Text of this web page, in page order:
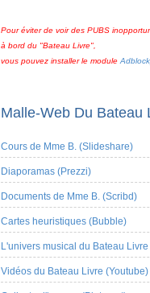
Pour éviter de voir des PUBS
à bord du "Bateau Livre",
vous pouvez installer le module
Malle-Web Du Bateau
Cours de Mme B. (Slideshare)
Diaporamas (Prezzi)
Documents de Mme B. (Scribd)
Cartes heuristiques (Bubble)
L'univers musical du Bateau
Vidéos du Bateau Livre (Youtube)